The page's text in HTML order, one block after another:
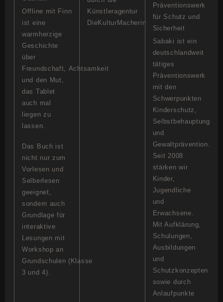
Offline mit Finn
ist eine
warmherzige
Geschichte
über
Freundschaft, Achtsamkeit
und den Mut,
das Tablet
auch mal
liegen zu
lassen.
Das Buch ist
nicht nur zum
Vorlesen und
Selberlesen
geeignet,
sondern auch
Grundlage für
interaktive
Lesungen mit
Workshop an
Grundschulen (Klasse
3 und 4).
Künstleragentur
DieKulturMacherin
Präventionswerk
für Schutz und
Sicherheit
Sabaki ist ein
deutschlandweit
tätiges
Präventionswerk
mit den
Schwerpunkten
Kinderschutz,
Selbstbehauptung
und
Gewaltprävention.
Seit 2008
stärken wir
Kinder,
Jugendliche
und
Erwachsene.
Mit Aufklärung,
Schulungen,
Ausbildungen
und
Schutzkonzepten
sowie durch
Anlaufpunkte